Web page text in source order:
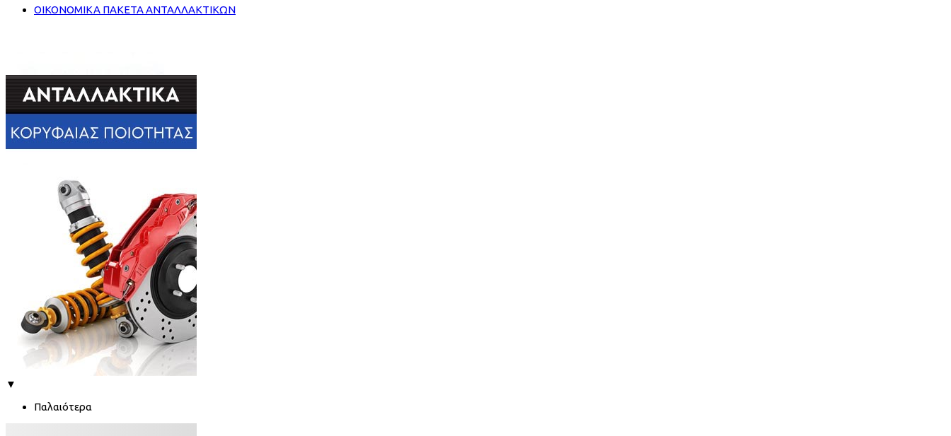
ΟΙΚΟΝΟΜΙΚΑ ΠΑΚΕΤΑ ΑΝΤΑΛΛΑΚΤΙΚΩΝ
▼
Παλαιότερα